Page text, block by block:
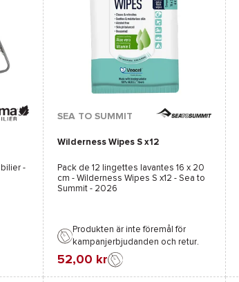
-
SEA TO SUMMIT
Wilderness Wipes S x12
Pack de 12 lingettes lavantes 16 x 20
cm - Wilderness Wipes S x12 - Sea to
Summit- 2026
Produkten är inte föremål för
kampanjerbjudanden och retur.
52,00 kr